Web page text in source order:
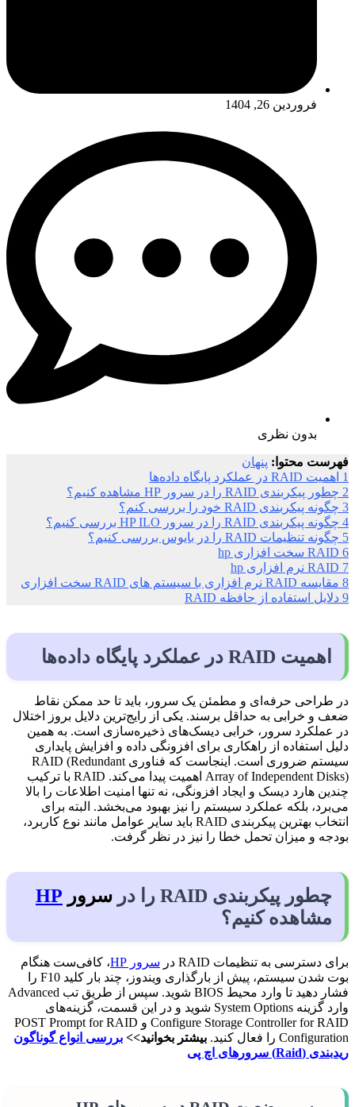
فروردین 26, 1404
بدون نظری
فهرست محتوا: پنهان
1 اهمیت RAID در عملکرد پایگاه‌ داده‌ها
2 چطور پیکربندی RAID را در سرور HP مشاهده کنیم؟
3 چگونه پیکربندی RAID خود را بررسی کنم؟
4 چگونه پیکربندی RAID را در سرور HP ILO بررسی کنیم؟
5 چگونه تنظیمات RAID را در بایوس بررسی کنیم؟
6 RAID سخت افزاری hp
7 RAID نرم افزاری hp
8 مقایسه RAID نرم افزاری با سیستم های RAID سخت افزاری
9 دلایل استفاده از حافظه RAID
اهمیت RAID در عملکرد پایگاه‌ داده‌ها
در طراحی حرفه‌ای و مطمئن یک سرور، باید تا حد ممکن نقاط
ضعف و خرابی به حداقل برسند. یکی از رایج‌ترین دلایل بروز اختلال
در عملکرد سرور، خرابی دیسک‌های ذخیره‌سازی است. به همین
دلیل استفاده از راهکاری برای افزونگی داده و افزایش پایداری
سیستم ضروری است. اینجاست که فناوری RAID (Redundant
Array of Independent Disks) اهمیت پیدا می‌کند. RAID با ترکیب
چندین هارد دیسک و ایجاد افزونگی، نه تنها امنیت اطلاعات را بالا
می‌برد، بلکه عملکرد سیستم را نیز بهبود می‌بخشد. البته برای
انتخاب بهترین پیکربندی RAID باید سایر عوامل مانند نوع کاربرد،
بودجه و میزان تحمل خطا را نیز در نظر گرفت.
چطور پیکربندی RAID را در سرور HP
مشاهده کنیم؟
برای دسترسی به تنظیمات RAID در سرور HP
، کافی‌ست هنگام
بوت شدن سیستم، پیش از بارگذاری ویندوز، چند بار کلید F10 را
فشار دهید تا وارد محیط BIOS شوید. سپس از طریق تب Advanced
وارد گزینه System Options شوید و در این قسمت، گزینه‌های
Configure Storage Controller for RAID و POST Prompt for RAID
Configuration را فعال کنید.
بیشتر بخوانید>> بررسی انواع گوناگون
ریدبندی (Raid) سرورهای اچ پی